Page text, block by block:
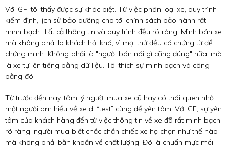
Với GF, tôi thấy được sự khác biệt. Từ việc phân loại xe, quy trình
kiểm định, lịch sử bảo dưỡng cho tới chính sách bảo hành rất
minh bạch. Tất cả thông tin và quy trình đều rõ ràng. Mình bán xe
mà không phải lo khách hỏi khó, vì mọi thứ đều có chứng từ để
chứng minh. Không phải là "người bán nói gì cũng đúng" nữa, mà
là xe tự lên tiếng bằng dữ liệu. Tôi thích sự minh bạch và công
bằng đó.
Từ trước đến nay, tâm lý người mua xe cũ hay có thói quen nhờ
một người am hiểu về xe đi “test” cùng để yên tâm. Với GF, sự yên
tâm của khách hàng đến từ việc thông tin về xe đã rất minh bạch,
rõ ràng, người mua biết chắc chắn chiếc xe họ chọn như thế nào
mà không phải băn khoăn về chất lượng. Đó là chuẩn mực mới